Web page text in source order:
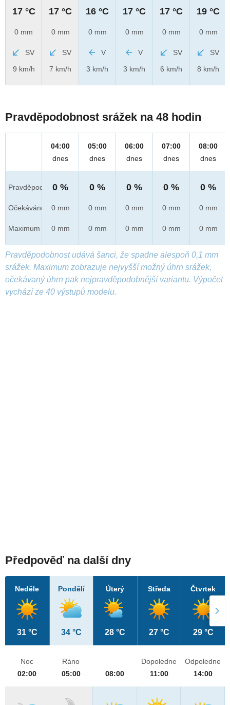
17 °C
0 mm
SV
9 km/h
17 °C
0 mm
SV
7 km/h
16 °C
0 mm
V
3 km/h
17 °C
0 mm
V
3 km/h
17 °C
0 mm
SV
6 km/h
19 °C
0 mm
SV
8 km/h
Pravděpodobnost srážek na 48 hodin
Pravděpod.
Očekáváno
Maximum
04:00
dnes
0 %
0 mm
0 mm
05:00
dnes
0 %
0 mm
0 mm
06:00
dnes
0 %
0 mm
0 mm
07:00
dnes
0 %
0 mm
0 mm
08:00
dnes
0 %
0 mm
0 mm
Pravděpodobnost udává šanci, že spadne alespoň 0,1 mm
srážek. Maximum zobrazuje nejvyšší možný úhrn srážek,
očekávaný úhrn pak nejpravděpodobnější variantu. Výpočet
vychází ze 40 výstupů modelu.
Předpověď na další dny
Neděle
31 °C
Pondělí
34 °C
Úterý
28 °C
Středa
27 °C
Čtvrtek
29 °C
Noc
02:00
Ráno
05:00
08:00
Dopoledne
11:00
Odpoledne
14:00